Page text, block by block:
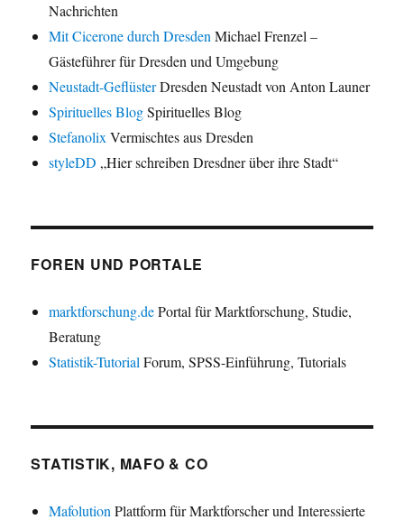
Nachrichten
Mit Cicerone durch Dresden Michael Frenzel –
Gästeführer für Dresden und Umgebung
Neustadt-GeflüsterDresden Neustadt von Anton Launer
Spirituelles BlogSpirituelles Blog
Stefanolix Vermischtes aus Dresden
styleDD „Hier schreiben Dresdner über ihre Stadt“
FOREN UND PORTALE
marktforschung.dePortal für Marktforschung, Studie,
Beratung
Statistik-Tutorial Forum, SPSS-Einführung, Tutorials
STATISTIK, MAFO & CO
Mafolution Plattform für Marktforscher und Interessierte